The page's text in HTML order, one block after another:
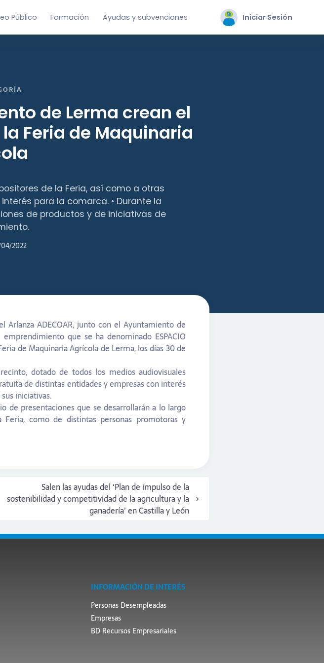
Público Formación Ayudas y subvenciones Iniciar Sesión
de Lerma crean el
la Feria de Maquinaria
de la Feria, así como a otras
para la comarca. • Durante la
de productos y de iniciativas de
2022
Arlanza ADECOAR, junto con el Ayuntamiento de
que se ha denominado ESPACIO
de Maquinaria Agrícola de Lerma, los días 30 de
dotado de todos los medios audiovisuales
de distintas entidades y empresas con interés
iniciativas.
de presentaciones que se desarrollarán a lo largo
como de distintas personas promotoras y
Salen las ayudas del ‘Plan de impulso de la
sostenibilidad y competitividad de la agricultura y la
ganadería’ en Castilla y León
INFORMACIÓN DE INTERÉS
Personas Desempleadas
Empresas
BD Recursos Empresariales